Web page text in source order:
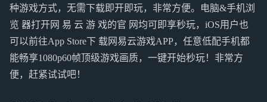
种游戏方式，无需下载即开即玩，非常方便。电脑&手机浏
览 器打开网 易 云 游 戏的官 网均可即享秒玩，iOS用户也
可以前往App Store下 载网易云游戏APP，任意低配手机都
能畅享1080p60帧顶级游戏画质，一键开始秒玩！非常方
便，赶紧试试吧！